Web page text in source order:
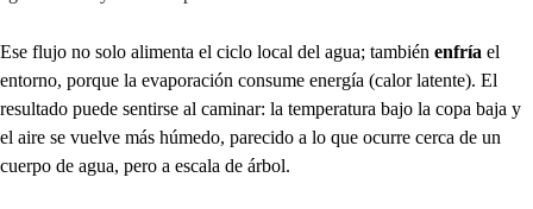
Ese flujo no solo alimenta el ciclo local del agua; también enfría el
entorno, porque la evaporación consume energía (calor latente). El
resultado puede sentirse al caminar: la temperatura bajo la copa baja y
el aire se vuelve más húmedo, parecido a lo que ocurre cerca de un
cuerpo de agua, pero a escala de árbol.